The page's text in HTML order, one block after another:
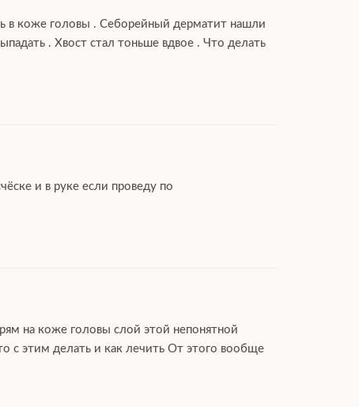
в коже головы . Себорейный дерматит нашли
. Хвост стал тоньше вдвое . Что делать
и в руке если проведу по
на коже головы слой этой непонятной
с этим делать и как лечить От этого вообще